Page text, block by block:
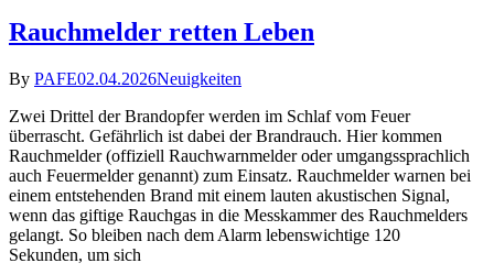
Rauchmelder retten Leben
By PAFE02.04.2026Neuigkeiten
Zwei Drittel der Brandopfer werden im Schlaf vom Feuer
überrascht. Gefährlich ist dabei der Brandrauch. Hier kommen
Rauchmelder (offiziell Rauchwarnmelder oder umgangssprachlich
auch Feuermelder genannt) zum Einsatz. Rauchmelder warnen bei
einem entstehenden Brand mit einem lauten akustischen Signal,
wenn das giftige Rauchgas in die Messkammer des Rauchmelders
gelangt. So bleiben nach dem Alarm lebenswichtige 120
Sekunden, um sich